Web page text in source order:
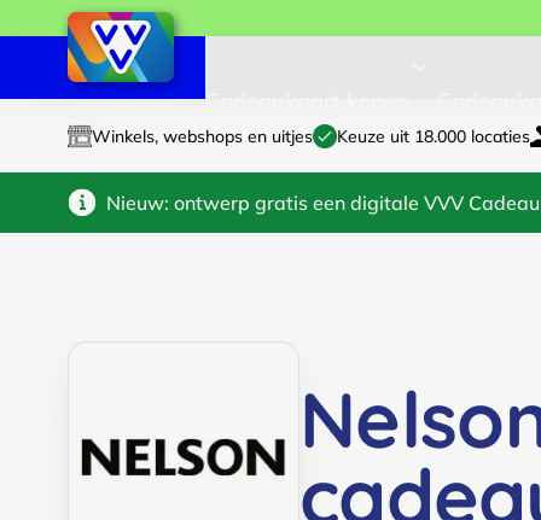
Winkels, webshops en uitjes Keuze uit 18.000 locaties
Nieuw: ontwerp gratis een digitale VVV